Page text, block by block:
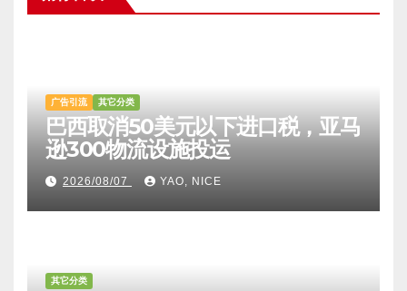
广告引流 其它分类
巴西取消50美元以下进口税，亚马
逊300物流设施投运
2026/08/07 YAO, NICE
其它分类